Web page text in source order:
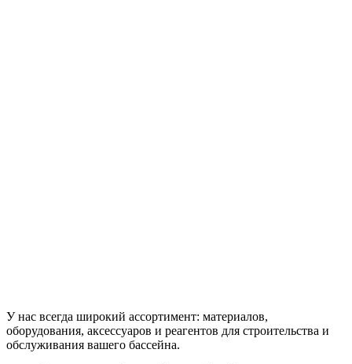
У нас всегда широкий ассортимент: материалов,
оборудования, аксессуаров и реагентов для строительства и
обслуживания вашего бассейна.